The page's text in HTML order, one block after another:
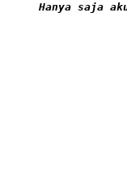
Hanya saja